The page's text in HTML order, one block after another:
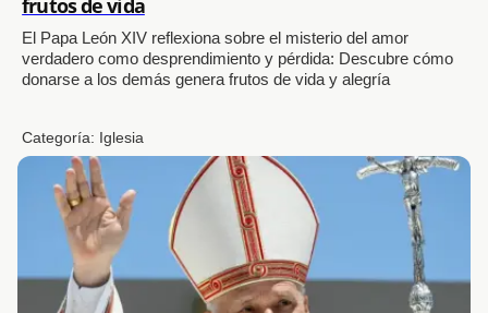
El Papa León XIV reflexiona sobre el misterio del amor
verdadero como desprendimiento y pérdida: Descubre cómo
donarse a los demás genera frutos de vida y alegría
Categoría: Iglesia